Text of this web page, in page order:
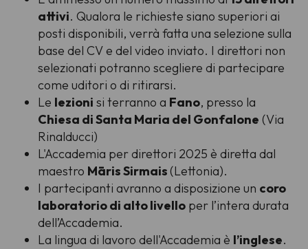
attivi. Qualora le richieste siano superiori ai
posti disponibili, verrà fatta una selezione sulla
base del CV e del video inviato. I direttori non
selezionati potranno scegliere di partecipare
come uditori o di ritirarsi.
Le lezioni si terranno a Fano, presso la
Chiesa di Santa Maria del Gonfalone (Via
Rinalducci)
L'Accademia per direttori 2025 è diretta dal
maestro Māris Sirmais(Lettonia).
I partecipanti avranno a disposizione un coro
laboratorio di alto livello per l’intera durata
dell’Accademia.
La lingua di lavoro dell'Accademia è l’inglese.